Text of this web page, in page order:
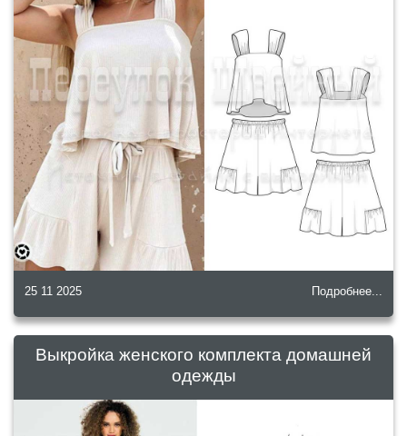
25 11 2025 Подробнее...
Выкройка женского комплекта домашней
одежды